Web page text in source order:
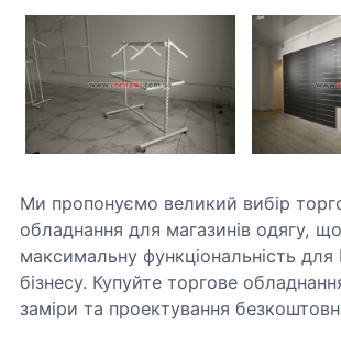
Ми пропонуємо великий вибір
обладнання для магазинів одягу,
максимальну функціональність
бізнесу. Купуйте торгове
заміри та проектування